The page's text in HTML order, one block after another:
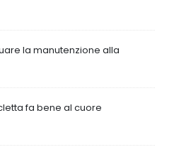
la manutenzione alla
fa bene al cuore